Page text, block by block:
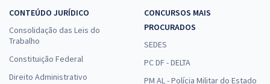
CONTEÚDO JURÍDICO
Consolidação das Leis do
Trabalho
Constituição Federal
Direito Administrativo
CONCURSOS MAIS
PROCURADOS
SEDES
PC DF - DELTA
PM AL - Polícia Militar do Estado